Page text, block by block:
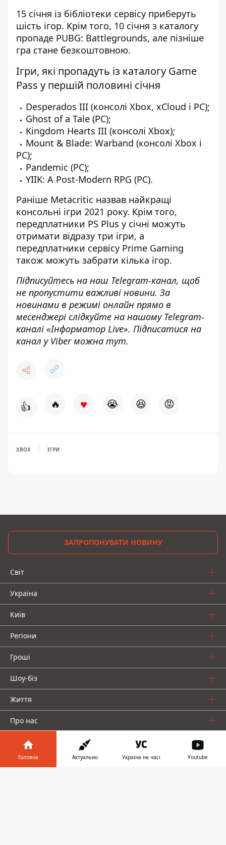
15 січня із бібліотеки сервісу приберуть
шість ігор. Крім того, 10 січня з каталогу
пропаде PUBG: Battlegrounds, але пізніше
гра стане безкоштовною.
Ігри, які пропадуть із каталогу Game
Pass у першій половині січня
Desperados III (консолі Xbox, xCloud і PC);
Ghost of a Tale (PC);
Kingdom Hearts III (консолі Xbox);
Mount & Blade: Warband (консолі Xbox і
PC);
Pandemic (PC);
YIIK: A Post-Modern RPG (PC).
Раніше Metacritic назвав найкращі
консольні ігри 2021 року. Крім того,
передплатники PS Plus у січні можуть
отримати відразу три ігри, а
передплатники сервісу Prime Gaming
також можуть забрати кілька ігор.
Підписуйтесь на наш Telegram-канал, щоб
не пропустити важливі новини. За
новинами в режимі онлайн прямо в
месенджері слідкуйте на нашому Telegram-
каналі «Інформатор Live». Підписатися на
канал у Viber можна тут.
👍 🔥 ♥ 😭 😆 😡
XBOX ІГРИ
ЗАПРОПОНУВАТИ НОВИНУ
Світ
Україна
Київ
Регіони
Гроші
Шоу-біз
Життя
Про нас
Головна Актуально Україна на часі Youtube